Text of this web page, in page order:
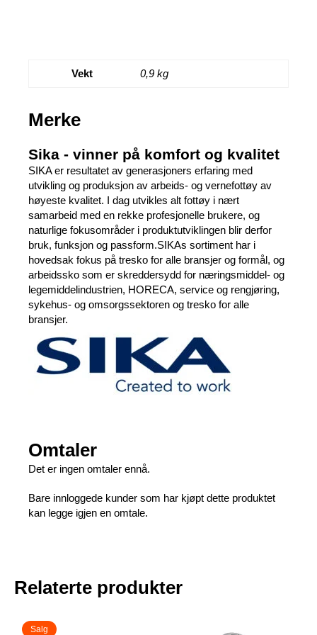
Vekt 0,9 kg
Merke
Sika - vinner på komfort og kvalitet
SIKA er resultatet av generasjoners erfaring med
utvikling og produksjon av arbeids- og vernefottøy av
høyeste kvalitet. I dag utvikles alt fottøy i nært
samarbeid med en rekke profesjonelle brukere, og
naturlige fokusområder i produktutviklingen blir derfor
bruk, funksjon og passform.SIKAs sortiment har i
hovedsak fokus på tresko for alle bransjer og formål, og
arbeidssko som er skreddersydd for næringsmiddel- og
legemiddelindustrien, HORECA, service og rengjøring,
sykehus- og omsorgssektoren og tresko for alle
bransjer.
Omtaler
Det er ingen omtaler ennå.
Bare innloggede kunder som har kjøpt dette produktet
kan legge igjen en omtale.
Relaterte produkter
Salg